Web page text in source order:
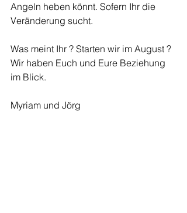
Angeln heben könnt. Sofern Ihr die
Veränderung sucht.
Was meint Ihr ? Starten wir im August ?
Wir haben Euch und Eure Beziehung
im Blick.
Myriam und Jörg